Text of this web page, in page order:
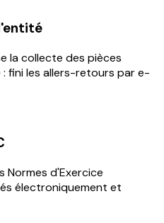
la collecte des pièces
fini les allers-retours par e-
Normes d'Exercice
électroniquement et